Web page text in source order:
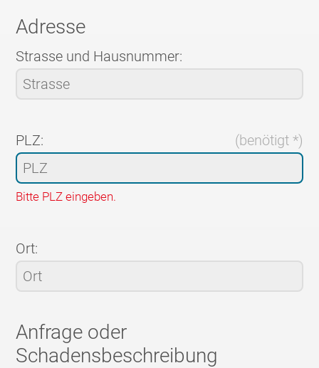
Adresse
Strasse und Hausnummer:
PLZ: (benötigt *)
Bitte PLZ eingeben.
Ort:
Anfrage oder
Schadensbeschreibung